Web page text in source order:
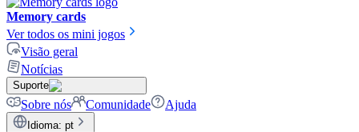
Memory cards
Ver todos os mini jogos
Visão geral
Notícias
Suporte
Sobre nós Comunidade Ajuda
Idioma: pt